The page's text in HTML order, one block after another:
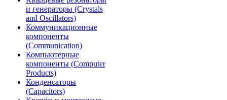
и генераторы (Crystals
and Oscillators)
Коммуникационные
компоненты
(Communication)
Компьютерные
компоненты (Computer
Products)
Конденсаторы
(Capacitors)